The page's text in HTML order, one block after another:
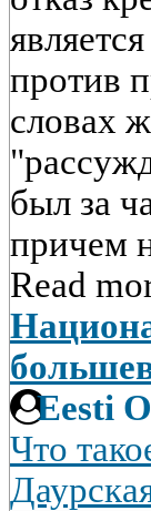
против
словах
был за
причем
Read
Eesti
Что